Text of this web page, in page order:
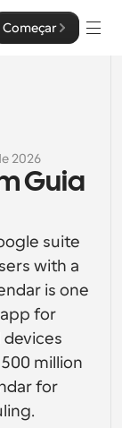
Começar
maior controlo
nossa API
o design de
2026
Guia
suite
with a
is one
for
devices
million
for